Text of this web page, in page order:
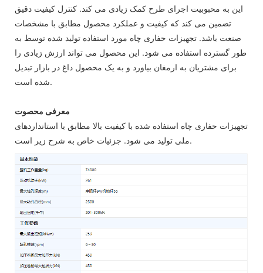
این به محبوبیت اجرای طرح کمک زیادی می کند. کنترل کیفیت دقیق
تضمین می کند که کیفیت و عملکرد محصول مطابق با مشخصات
صنعت باشد. تجهیزات حفاری چاه مورد استفاده تولید شده توسط به
طور گسترده استفاده می شود. این محصول می تواند ارزش زیادی را
برای مشتریان به ارمغان بیاورد و به یک محصول داغ در بازار تبدیل
شده است.
معرفی محصوت
تجهیزات حفاری چاه استفاده شده با کیفیت بالا مطابق با استانداردهای
ملی تولید می شود. جزئیات خاص به شرح زیر است.